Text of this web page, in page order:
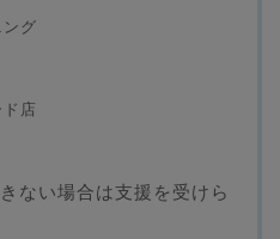
グ
店
ない場合は支援を受けら